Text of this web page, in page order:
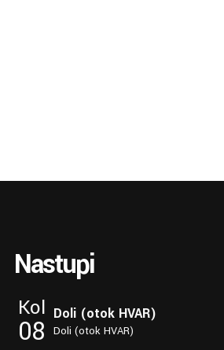
Nastupi
Kol
08
Doli (otok HVAR)
Doli (otok HVAR)